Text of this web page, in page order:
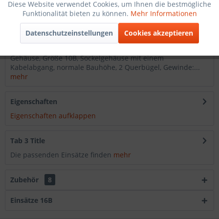
Artikel-Nr.: 2021162512125
Beschreibung
Gehäuse, Größe 10B, Sockelgehäuse mit einem
Kabelabgang, normale Bauhöhe, 2 Querbügel, Gewinde:...
mehr
Eigenschaften
Eigenschaften aufklappen
Tab 3 Title
Die passenden Einsätze finden mehr
Zubehör 8
Einsätze 16B
Diese Website verwendet Cookies, um Ihnen die bestmögliche
Funktionalität bieten zu können. Mehr Informationen
Datenschutzeinstellungen Cookies akzeptieren